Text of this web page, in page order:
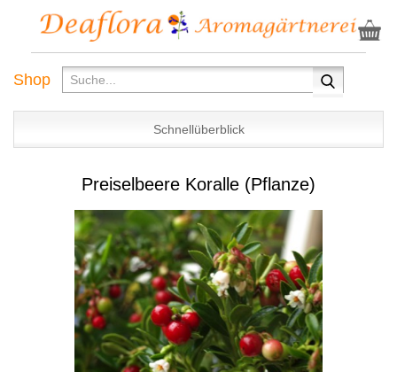
Shop
Schnellüberblick
Preiselbeere Koralle (Pflanze)